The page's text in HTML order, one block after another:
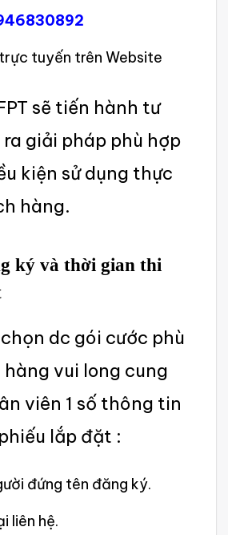
tuyến trên Website
sẽ tiến hành tư
giải pháp phù hợp
kiện sử dụng thực
hàng.
ký và thời gian thi
dc gói cước phù
vui long cung
viên 1 số thông tin
lắp đặt :
đứng tên đăng ký.
liên hệ.